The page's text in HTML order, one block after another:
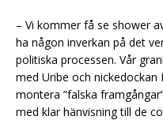
– Vi kommer få se shower
ha någon inverkan på det
politiska processen. Vår
med Uribe och
montera ”falska
med klar hänvisning till de